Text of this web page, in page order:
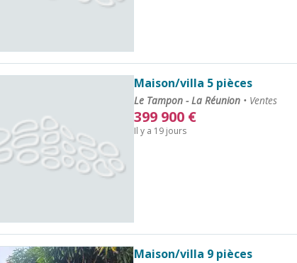
Maison/villa 5 pièces
Le Tampon - La Réunion • Ventes
399 900 €
Il y a 19 jours
Maison/villa 9 pièces